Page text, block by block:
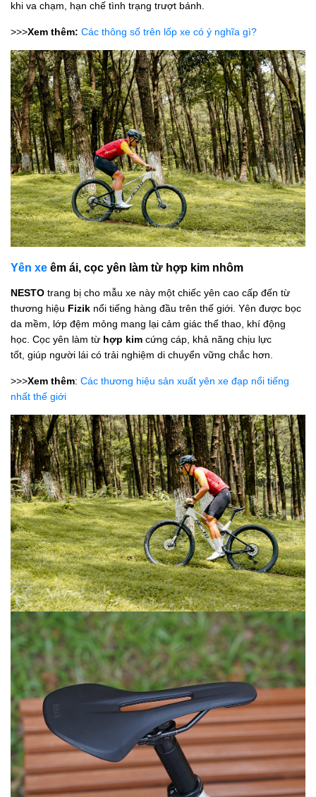
khi va chạm, hạn chế tình trạng trượt bánh.
>>>Xem thêm: Các thông số trên lốp xe có ý nghĩa gì?
Yên xe êm ái, cọc yên làm từ hợp kim nhôm
NESTO trang bị cho mẫu xe này một chiếc yên cao cấp đến từ
thương hiệu Fizik nổi tiếng hàng đầu trên thế giới. Yên được bọc
da mềm, lớp đệm mỏng mang lại cảm giác thể thao, khí động
học. Cọc yên làm từ hợp kim cứng cáp, khả năng chịu lực
tốt, giúp người lái có trải nghiệm di chuyển vững chắc hơn.
>>>Xem thêm: Các thương hiệu sản xuất yên xe đạp nổi tiếng
nhất thế giới